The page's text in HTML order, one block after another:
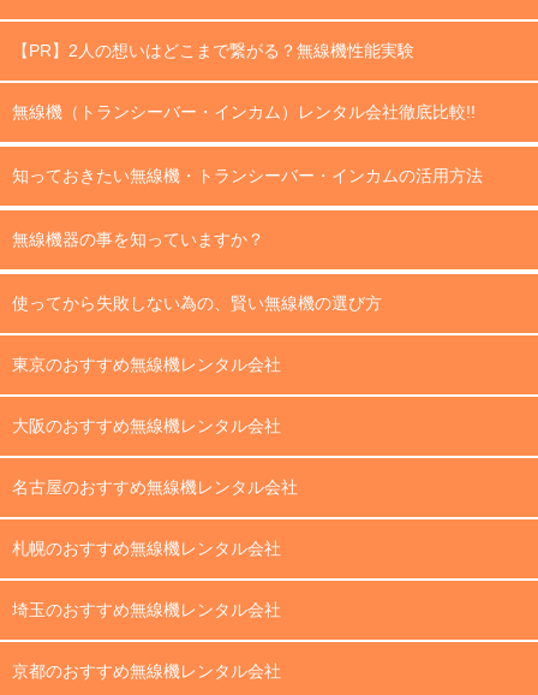
【PR】2人の想いはどこまで繋がる？無線機性能実験
無線機（トランシーバー・インカム）レンタル会社徹底比較!!
知っておきたい無線機・トランシーバー・インカムの活用方法
無線機器の事を知っていますか？
使ってから失敗しない為の、賢い無線機の選び方
東京のおすすめ無線機レンタル会社
大阪のおすすめ無線機レンタル会社
名古屋のおすすめ無線機レンタル会社
札幌のおすすめ無線機レンタル会社
埼玉のおすすめ無線機レンタル会社
京都のおすすめ無線機レンタル会社